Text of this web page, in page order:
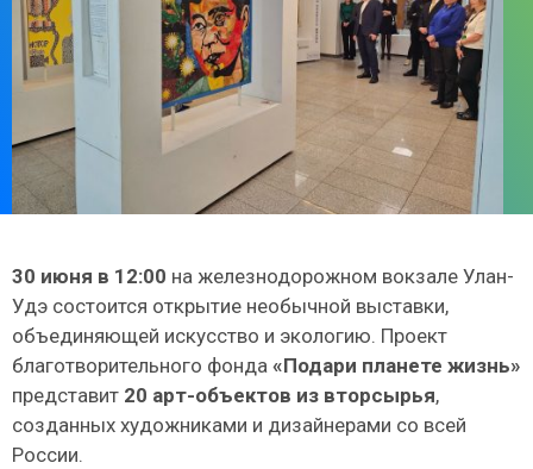
30 июня в 12:00 на железнодорожном вокзале Улан-
Удэ состоится открытие необычной выставки,
объединяющей искусство и экологию. Проект
благотворительного фонда «Подари планете жизнь»
представит 20 арт-объектов из вторсырья,
созданных художниками и дизайнерами со всей
России.